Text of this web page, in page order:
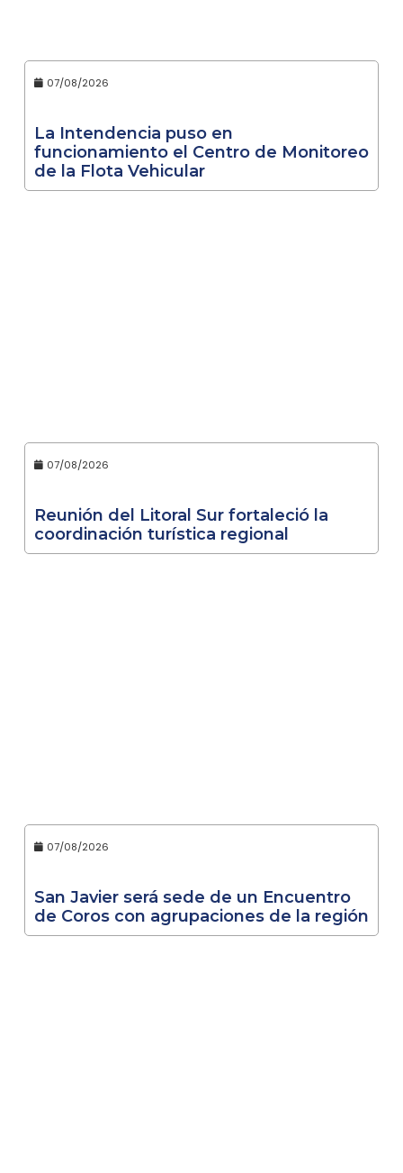
07/08/2026
La Intendencia puso en
funcionamiento el Centro de Monitoreo
de la Flota Vehicular
07/08/2026
Reunión del Litoral Sur fortaleció la
coordinación turística regional
07/08/2026
San Javier será sede de un Encuentro
de Coros con agrupaciones de la región